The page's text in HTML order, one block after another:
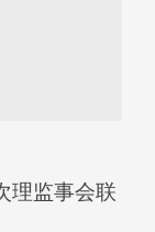
理监事会联